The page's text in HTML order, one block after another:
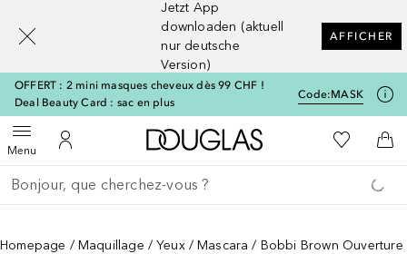
Jetzt App
downloaden (aktuell
nur deutsche
Version)
AFFICHER
OFFERT : 2 mini masques cheveux dès 99 CHF !
Deal Beauty Card : sac en plus
Code:MASK
MenuOuvrir le menuVers Mon Compte
Vers l'accueil Douglas
Vers Ma
Retourner
Exécuter la recherche
Homepage Maquillage Yeux Mascara Bobbi Brown Ouverture
[navigation.slideout.screenreader]